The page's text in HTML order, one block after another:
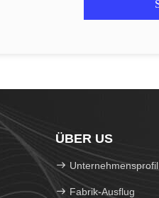
ÜBER US
Unternehmensprofil
Fabrik-Ausflug